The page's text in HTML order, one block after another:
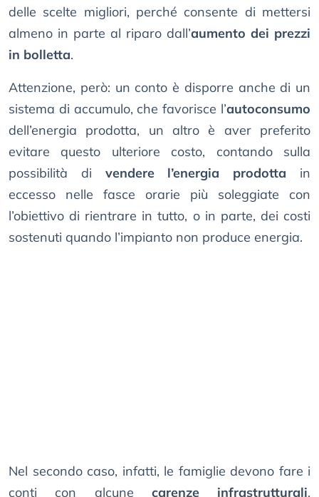
delle scelte migliori, perché consente di mettersi
almeno in parte al riparo dall’aumento dei prezzi
in bolletta.
Attenzione, però: un conto è disporre anche di un
sistema di accumulo, che favorisce l’autoconsumo
dell’energia prodotta, un altro è aver preferito
evitare questo ulteriore costo, contando sulla
possibilità di vendere l’energia prodotta in
eccesso nelle fasce orarie più soleggiate con
l’obiettivo di rientrare in tutto, o in parte, dei costi
sostenuti quando l’impianto non produce energia.
Nel secondo caso, infatti, le famiglie devono fare i
conti con alcune carenze infrastrutturali.